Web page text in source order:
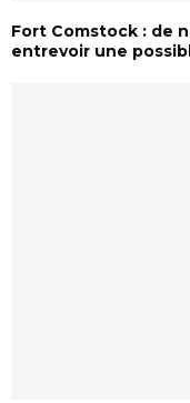
Fort Comstock : de
entrevoir une